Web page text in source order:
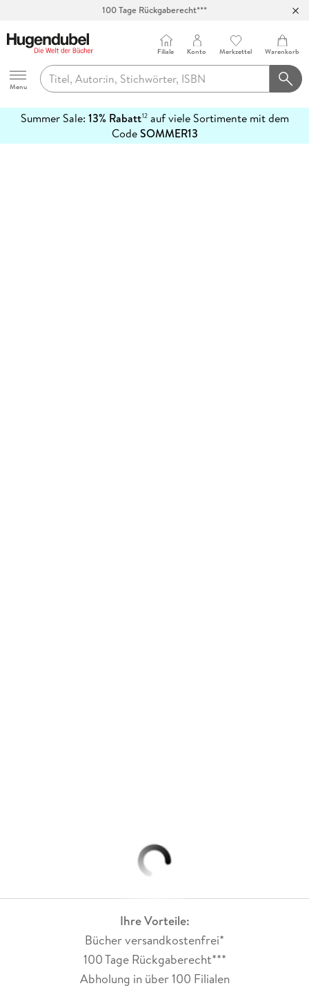
100 Tage Rückgaberecht***
Hugendubel
Menu
Filiale Konto Merkzettel Warenkorb
Summer Sale: 13% Rabatt12auf viele Sortimente mit dem
CodeSOMMER13
erfahren
Ihre Vorteile:
Bücher versandkostenfrei*
100 Tage Rückgaberecht***
Abholung in über 100 Filialen